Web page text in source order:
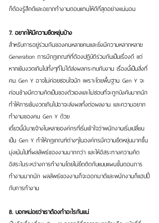
ก็ต้องรู้สึกดีและอยากทำงานตอบแทนให้ดีที่สุดอย่างแน่นอน
7. อยากให้มีความยืดหยุ่นบ้าง
สำหรับการอยู่ร่วมกันของคนหลายคนและยิ่งมีความหลากหลาย
Generation การมีกฎเกณฑ์ที่ต้องปฏิบัติร่วมกันเป็นเรื่องดี แต่
หากเข้มงวดเกินไปทั้งๆที่ไม่ได้ส่งผลกระทบกับงาน เรื่องนี้เป็นสิ่งที่
คน Gen Y อาจไม่ค่อยชอบใจนัก เพราะโดยพื้นฐาน Gen Y จะ
ค่อนข้างมีความคิดเป็นของตัวเองและไม่ชอบที่จะถูกบังคับมากนัก
ทำให้การเข้มงวดเกินไปอาจะส่งผลทั้งต่อผลงาน และความอยาก
ทำงานของคน Gen Y ด้วย
เดี๋ยวนี้มีนายจ้างในหลายองค์กรที่เริ่มเข้าใจว่าพนักงานเริ่มเปลี่ยน
เป็น Gen Y ทำให้กฎเกณฑ์ต่างๆในองค์กรมีความยืดหยุ่นมากขึ้น
มุ่งเน้นไปที่ผลลัพธ์ของงานมากกว่า และให้อิสระทางความคิด
อิสระในระหว่างการทำงานโดยไม่ยึดติดกับแบบแผนขั้นตอนการ
ทำงานมากนัก ผลลัพธ์ของงานก็จะออกมาดีและพนักงานก็แฮปปี้
กับการทำงาน
8. บอกหน่อยว่าเราต้องทำอะไรกันแน่